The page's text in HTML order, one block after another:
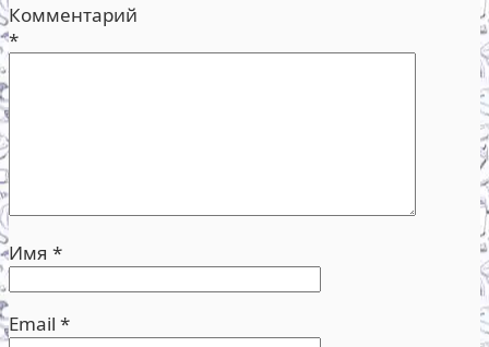
Комментарий
*
Имя *
Email *